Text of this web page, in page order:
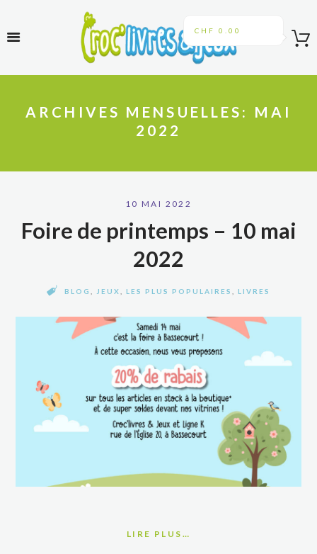
CHF 0.00
ARCHIVES MENSUELLES: MAI
2022
10 MAI 2022
Foire de printemps – 10 mai
2022
BLOG JEUX LES PLUS POPULAIRES LIVRES
LIRE PLUS…